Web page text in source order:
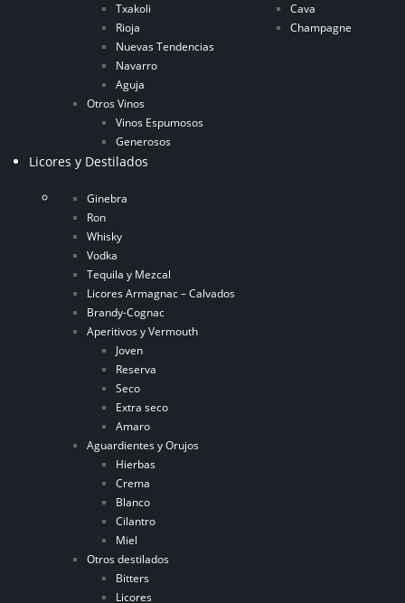
Txakoli
Rioja
Nuevas Tendencias
Navarro
Aguja
Cava
Champagne
Otros Vinos
Vinos Espumosos
Generosos
Licores y Destilados
Ginebra
Ron
Whisky
Vodka
Tequila y Mezcal
Licores Armagnac – Calvados
Brandy-Cognac
Aperitivos y Vermouth
Joven
Reserva
Seco
Extra seco
Amaro
Aguardientes y Orujos
Hierbas
Crema
Blanco
Cilantro
Miel
Otros destilados
Bitters
Licores